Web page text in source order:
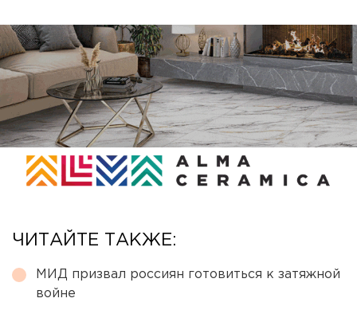
ЧИТАЙТЕ ТАКЖЕ:
МИД призвал россиян готовиться к затяжной
войне